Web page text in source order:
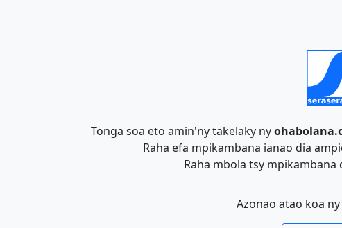
Tonga soa eto amin'ny takelaky ny
Raha efa mpikambana ianao dia
Raha mbola tsy
Azonao atao koa